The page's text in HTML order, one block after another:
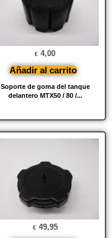
Soporte de goma del tanque
delantero MTX50 / 80 /...
€ 4,00
Añadir al carrito
€ 49,95